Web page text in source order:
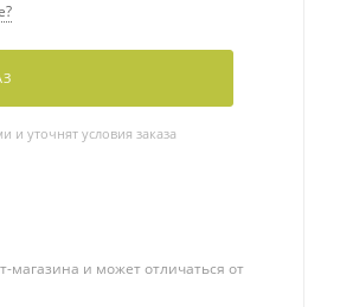
и уточнят условия заказа
магазина и может отличаться от